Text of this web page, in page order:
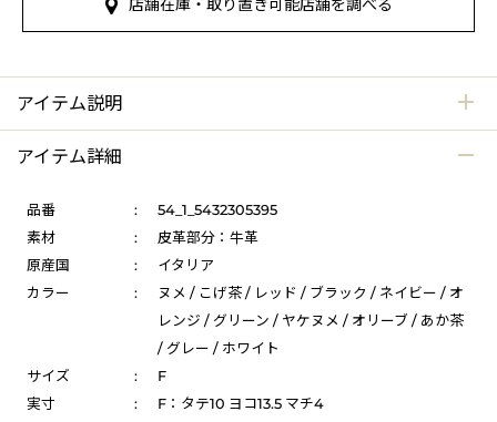
店舗在庫・取り置き可能店舗を調べる
アイテム説明
アイテム詳細
品番 :
54_1_5432305395
素材
:
皮革部分：牛革
原産国
:
イタリア
カラー
:
ヌメ / こげ茶 / レッド / ブラック / ネイビー / オ
レンジ / グリーン / ヤケヌメ / オリーブ / あか茶
/ グレー / ホワイト
サイズ
:
F
実寸
: F：タテ10 ヨコ13.5 マチ4